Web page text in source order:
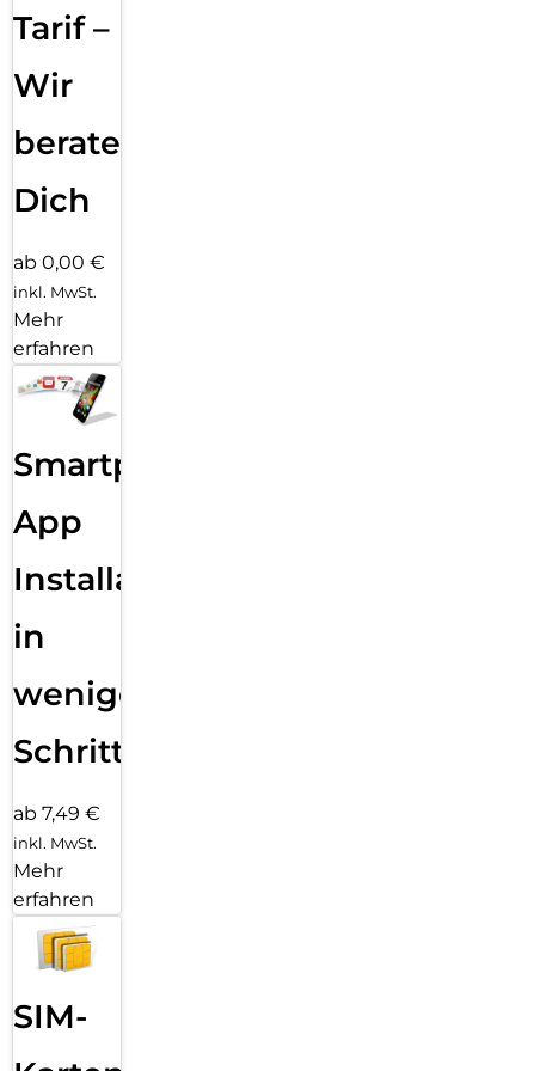
deine Hülle mit PanzerGlass PicturePerfect oder Hoops.P.S.
einer recycelbaren FSC-zertifizierten Verpackung geliefert.
Tarif –
Wir
beraten
Dich
ab 0,00 €
inkl. MwSt.
Mehr
erfahren
Smartphone
App
Installation
in
wenigen
Schritten
ab 7,49 €
inkl. MwSt.
Mehr
erfahren
SIM-